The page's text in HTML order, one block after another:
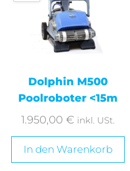
Dolphin M500
Poolroboter <15m
1.950,00 € inkl. USt.
In den Warenkorb